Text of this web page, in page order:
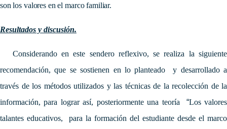
son los valores en el marco familiar.
Resultados y discusión.
Considerando en este sendero reflexivo, se realiza la siguiente
recomendación, que se sostienen en lo planteado y desarrollado a
través de los métodos utilizados y las técnicas de la recolección de la
información, para lograr así, posteriormente una teoría
“Los valores
talantes educativos, para la formación del estudiante desde el marco